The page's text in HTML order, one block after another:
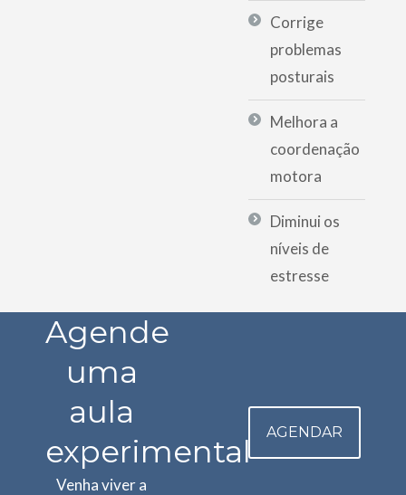
Corrige
problemas
posturais
Melhora a
coordenação
motora
Diminui os
níveis de
estresse
Agende
uma
aula
experimental
Venha viver a
AGENDAR